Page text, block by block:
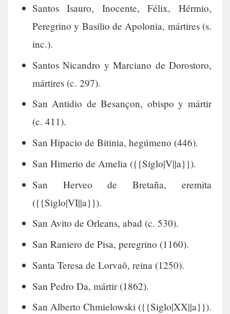
Santos Isauro, Inocente, Félix, Hérmio,
Peregrino y Basilio de Apolonia, mártires (s.
inc.).
Santos Nicandro y Marciano de Dorostoro,
mártires (c. 297).
San Antidio de Besançon, obispo y mártir
(c. 411).
San Hipacio de Bitinia, hegúmeno (446).
San Himerio de Amelia ({{Siglo|V||a}}).
San Herveo de Bretaña, eremita
({{Siglo|VI||a}}).
San Avito de Orleans, abad (c. 530).
San Raniero de Pisa, peregrino (1160).
Santa Teresa de Lorvaô, reina (1250).
San Pedro Da, mártir (1862).
San Alberto Chmielowski ({{Siglo|XX||a}}).